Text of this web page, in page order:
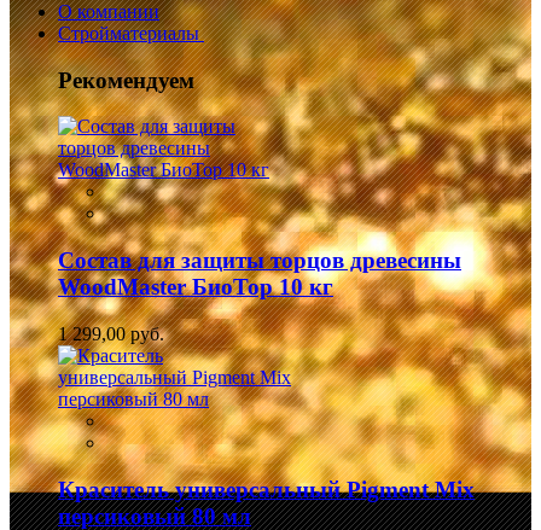
О компании
Стройматериалы
Рекомендуем
Состав для защиты торцов древесины
WoodMaster БиоТор 10 кг
1 299,00 руб.
Краситель универсальный Pigment Mix
персиковый 80 мл